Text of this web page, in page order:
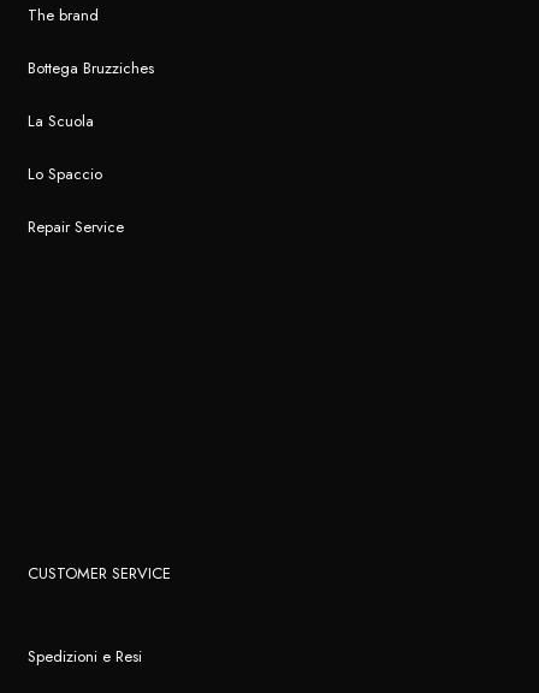
The brand
Bottega Bruzziches
La Scuola
Lo Spaccio
Repair Service
CUSTOMER SERVICE
Spedizioni e Resi